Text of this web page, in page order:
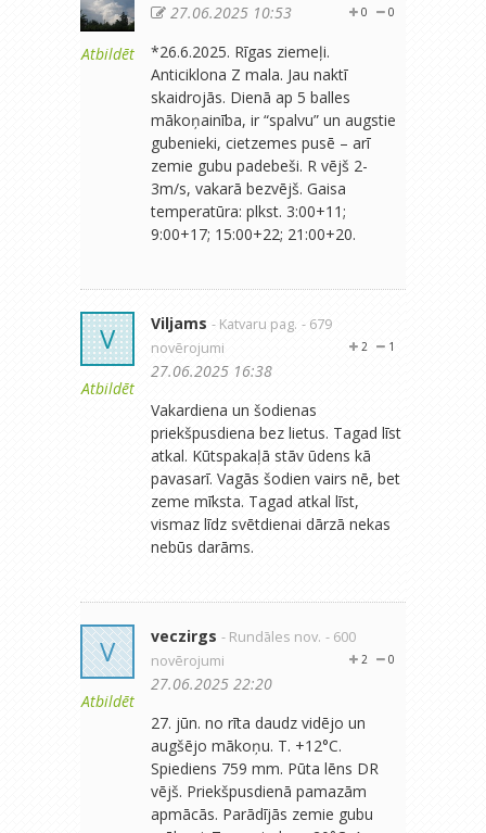
Atbildēt
0
0
27.06.2025 10:53
*26.6.2025. Rīgas ziemeļi.
Anticiklona Z mala. Jau naktī
skaidrojās. Dienā ap 5 balles
mākoņainība, ir “spalvu” un augstie
gubenieki, cietzemes pusē – arī
zemie gubu padebeši. R vējš 2-
3m/s, vakarā bezvējš. Gaisa
temperatūra: plkst. 3:00+11;
9:00+17; 15:00+22; 21:00+20.
V
Atbildēt
Viljams - Katvaru pag. - 679
novērojumi
1
2
27.06.2025 16:38
Vakardiena un šodienas
priekšpusdiena bez lietus. Tagad līst
atkal. Kūtspakaļā stāv ūdens kā
pavasarī. Vagās šodien vairs nē, bet
zeme mīksta. Tagad atkal līst,
vismaz līdz svētdienai dārzā nekas
nebūs darāms.
V
Atbildēt
veczirgs - Rundāles nov. - 600
novērojumi
0
2
27.06.2025 22:20
27. jūn. no rīta daudz vidējo un
augšējo mākoņu. T. +12°C.
Spiediens 759 mm. Pūta lēns DR
vējš. Priekšpusdienā pamazām
apmācās. Parādījās zemie gubu